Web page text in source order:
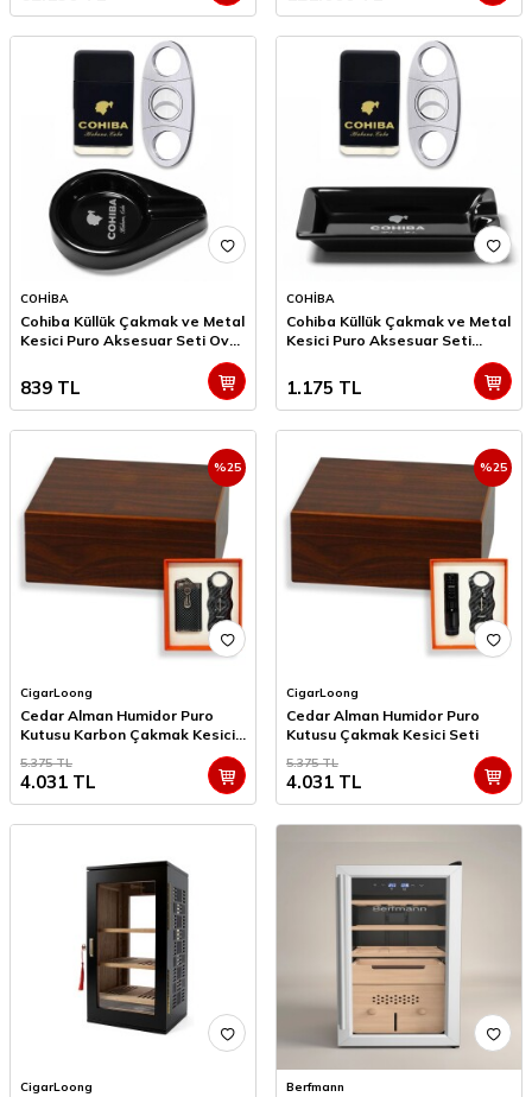
COHİBA
Cohiba Küllük Çakmak ve Metal
Kesici Puro Aksesuar Seti Oval
839 TL
COHİBA
Cohiba Küllük Çakmak ve Metal
Kesici Puro Aksesuar Seti
1.175 TL
%25
CigarLoong
Cedar Alman Humidor Puro
Kutusu Karbon Çakmak Kesici
5.375TL
4.031 TL
%25
CigarLoong
Cedar Alman Humidor Puro
Kutusu Çakmak Kesici Seti
5.375TL
4.031 TL
CigarLoong Berfmann